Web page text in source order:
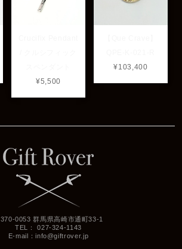
¥5,500
¥103,400
0053 群馬県高崎市通町33-1
TEL： 027-324-1143
E-mail：info@giftrover.jp